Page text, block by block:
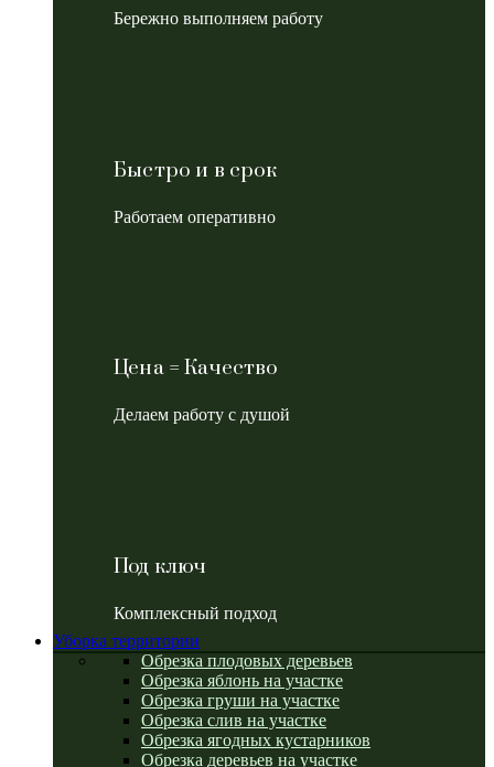
Бережно выполняем работу
Быстро и в срок
Работаем оперативно
Цена = Качество
Делаем работу с душой
Под ключ
Комплексный подход
Уборка территории
Обрезка плодовых деревьев
Обрезка яблонь на участке
Обрезка груши на участке
Обрезка слив на участке
Обрезка ягодных кустарников
Обрезка деревьев на участке